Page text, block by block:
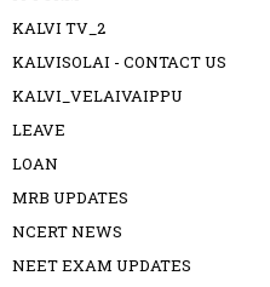
KALVI TV_2
KALVISOLAI - CONTACT US
KALVI_VELAIVAIPPU
LEAVE
LOAN
MRB UPDATES
NCERT NEWS
NEET EXAM UPDATES